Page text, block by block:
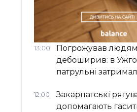
13:00
Погрожував людям
дебоширив: в
патрульні
12:00
Закарпатські
допомагають